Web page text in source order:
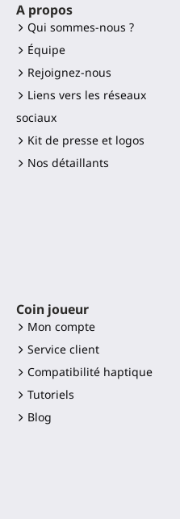
A propos
Qui sommes-nous ?
Équipe
Rejoignez-nous
Liens vers les réseaux
sociaux
Kit de presse et logos
Nos détaillants
Coin joueur
Mon compte
Service client
Compatibilité haptique
Tutoriels
Blog